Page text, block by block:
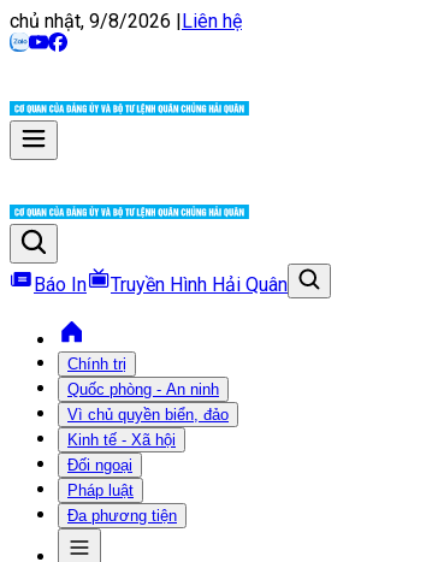
chủ nhật, 9/8/2026 |Liên hệ
Báo In Truyền Hình Hải Quân
Chính trị
Quốc phòng - An ninh
Vì chủ quyền biển, đảo
Kinh tế - Xã hội
Đối ngoại
Pháp luật
Đa phương tiện